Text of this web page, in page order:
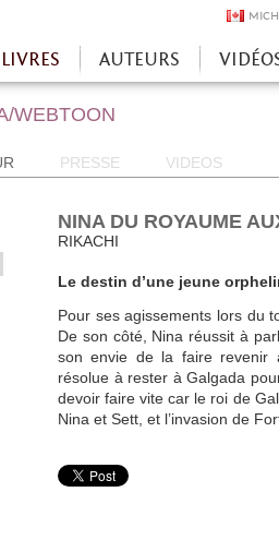
LIVRES AUTEURS
WEBTOON
PRESSE VIDEOS
NINA DU ROYAUME
RIKACHI
Le destin d’une jeune
Pour ses agissements lors du
De son côté, Nina réussit à
son envie de la faire revenir
résolue à rester à Galgada
devoir faire vite car le roi de
Nina et Sett, et l’invasion de